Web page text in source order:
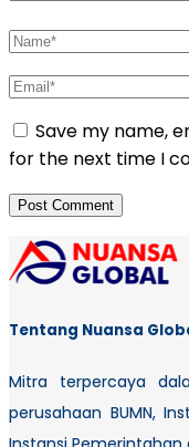
Save my name,
for the next time I
Tentang Nuansa
Mitra terpercaya
perusahaan BUMN,